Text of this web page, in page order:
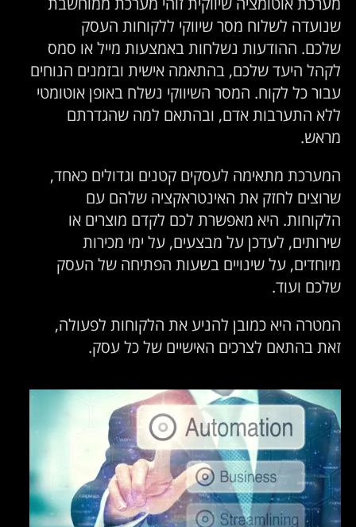
שנועדה לשלוח מסר שיווקי ללקוחות העסק
שלכם. ההודעות נשלחות באמצעות מייל או סמס
לקהל היעד שלכם, בהתאמה אישית ובזמנים הנוחים
עבור כל לקוח. המסר השיווקי נשלח באופן אוטומטי
ללא התערבות אדם, ובהתאם למה שהגדרתם
מראש.
המערכת מתאימה לעסקים קטנים וגדולים כאחד,
שרוצים לחזק את האינטראקציה שלהם עם
הלקוחות. היא מאפשרת לכם לקדם מוצרים או
שירותים, לעדכן על מבצעים, על ימי מכירות
מיוחדים, על שינויים בשעות הפתיחה של העסק
שלכם ועוד.
המטרה היא כמובן להניע את הלקוחות לפעולה,
זאת בהתאם לצרכים האישיים של כל עסק.